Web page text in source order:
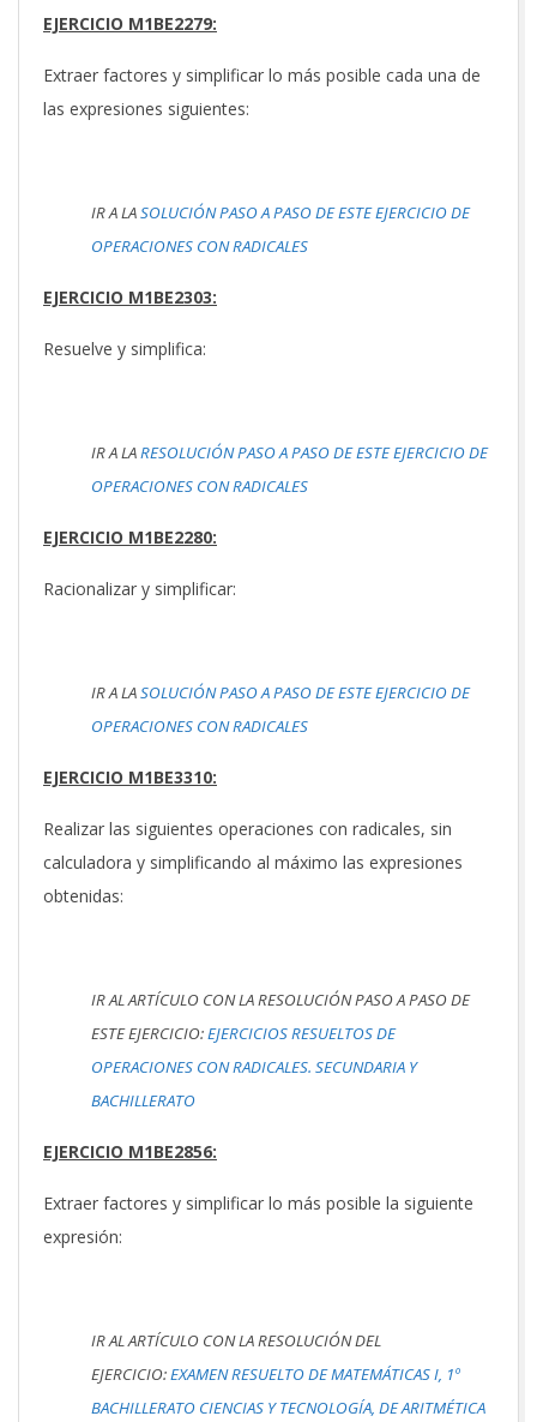
EJERCICIO M1BE2279:
Extraer factores y simplificar lo más posible cada una de
las expresiones siguientes:
IR A LASOLUCIÓN PASO A PASO DE ESTE EJERCICIO DE
OPERACIONES CON RADICALES
EJERCICIO M1BE2303:
Resuelve y simplifica:
IR A LARESOLUCIÓN PASO A PASO DE ESTE EJERCICIO DE
OPERACIONES CON RADICALES
EJERCICIO M1BE2280:
Racionalizar y simplificar:
IR A LASOLUCIÓN PASO A PASO DE ESTE EJERCICIO DE
OPERACIONES CON RADICALES
EJERCICIO M1BE3310:
Realizar las siguientes operaciones con radicales, sin
calculadora y simplificando al máximo las expresiones
obtenidas:
IR AL ARTÍCULO CON LA RESOLUCIÓN PASO A PASO DE
ESTE EJERCICIO:EJERCICIOS RESUELTOS DE
OPERACIONES CON RADICALES. SECUNDARIA Y
BACHILLERATO
EJERCICIO M1BE2856:
Extraer factores y simplificar lo más posible la siguiente
expresión:
IR AL ARTÍCULO CON LA RESOLUCIÓN DEL
EJERCICIO:EXAMEN RESUELTO DE MATEMÁTICAS I, 1º
BACHILLERATO CIENCIAS Y TECNOLOGÍA, DE ARITMÉTICA